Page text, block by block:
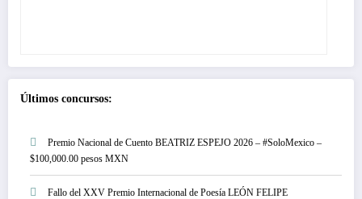
Últimos concursos:
Premio Nacional de Cuento BEATRIZ ESPEJO 2026 – #SoloMexico –
$100,000.00 pesos MXN
Fallo del XXV Premio Internacional de Poesía LEÓN FELIPE